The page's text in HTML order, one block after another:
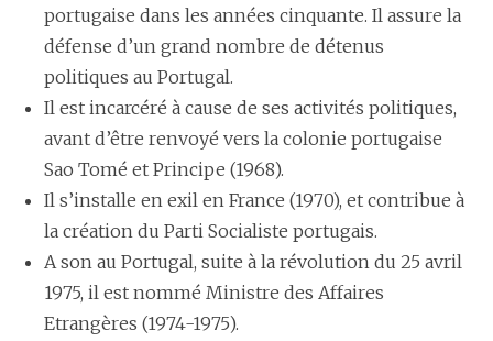
portugaise dans les années cinquante. Il assure la
défense d’un grand nombre de détenus
politiques au Portugal.
Il est incarcéré à cause de ses activités politiques,
avant d’être renvoyé vers la colonie portugaise
Sao Tomé et Principe (1968).
Il s’installe en exil en France (1970), et contribue à
la création du Parti Socialiste portugais.
A son au Portugal, suite à la révolution du 25 avril
1975, il est nommé Ministre des Affaires
Etrangères (1974-1975).